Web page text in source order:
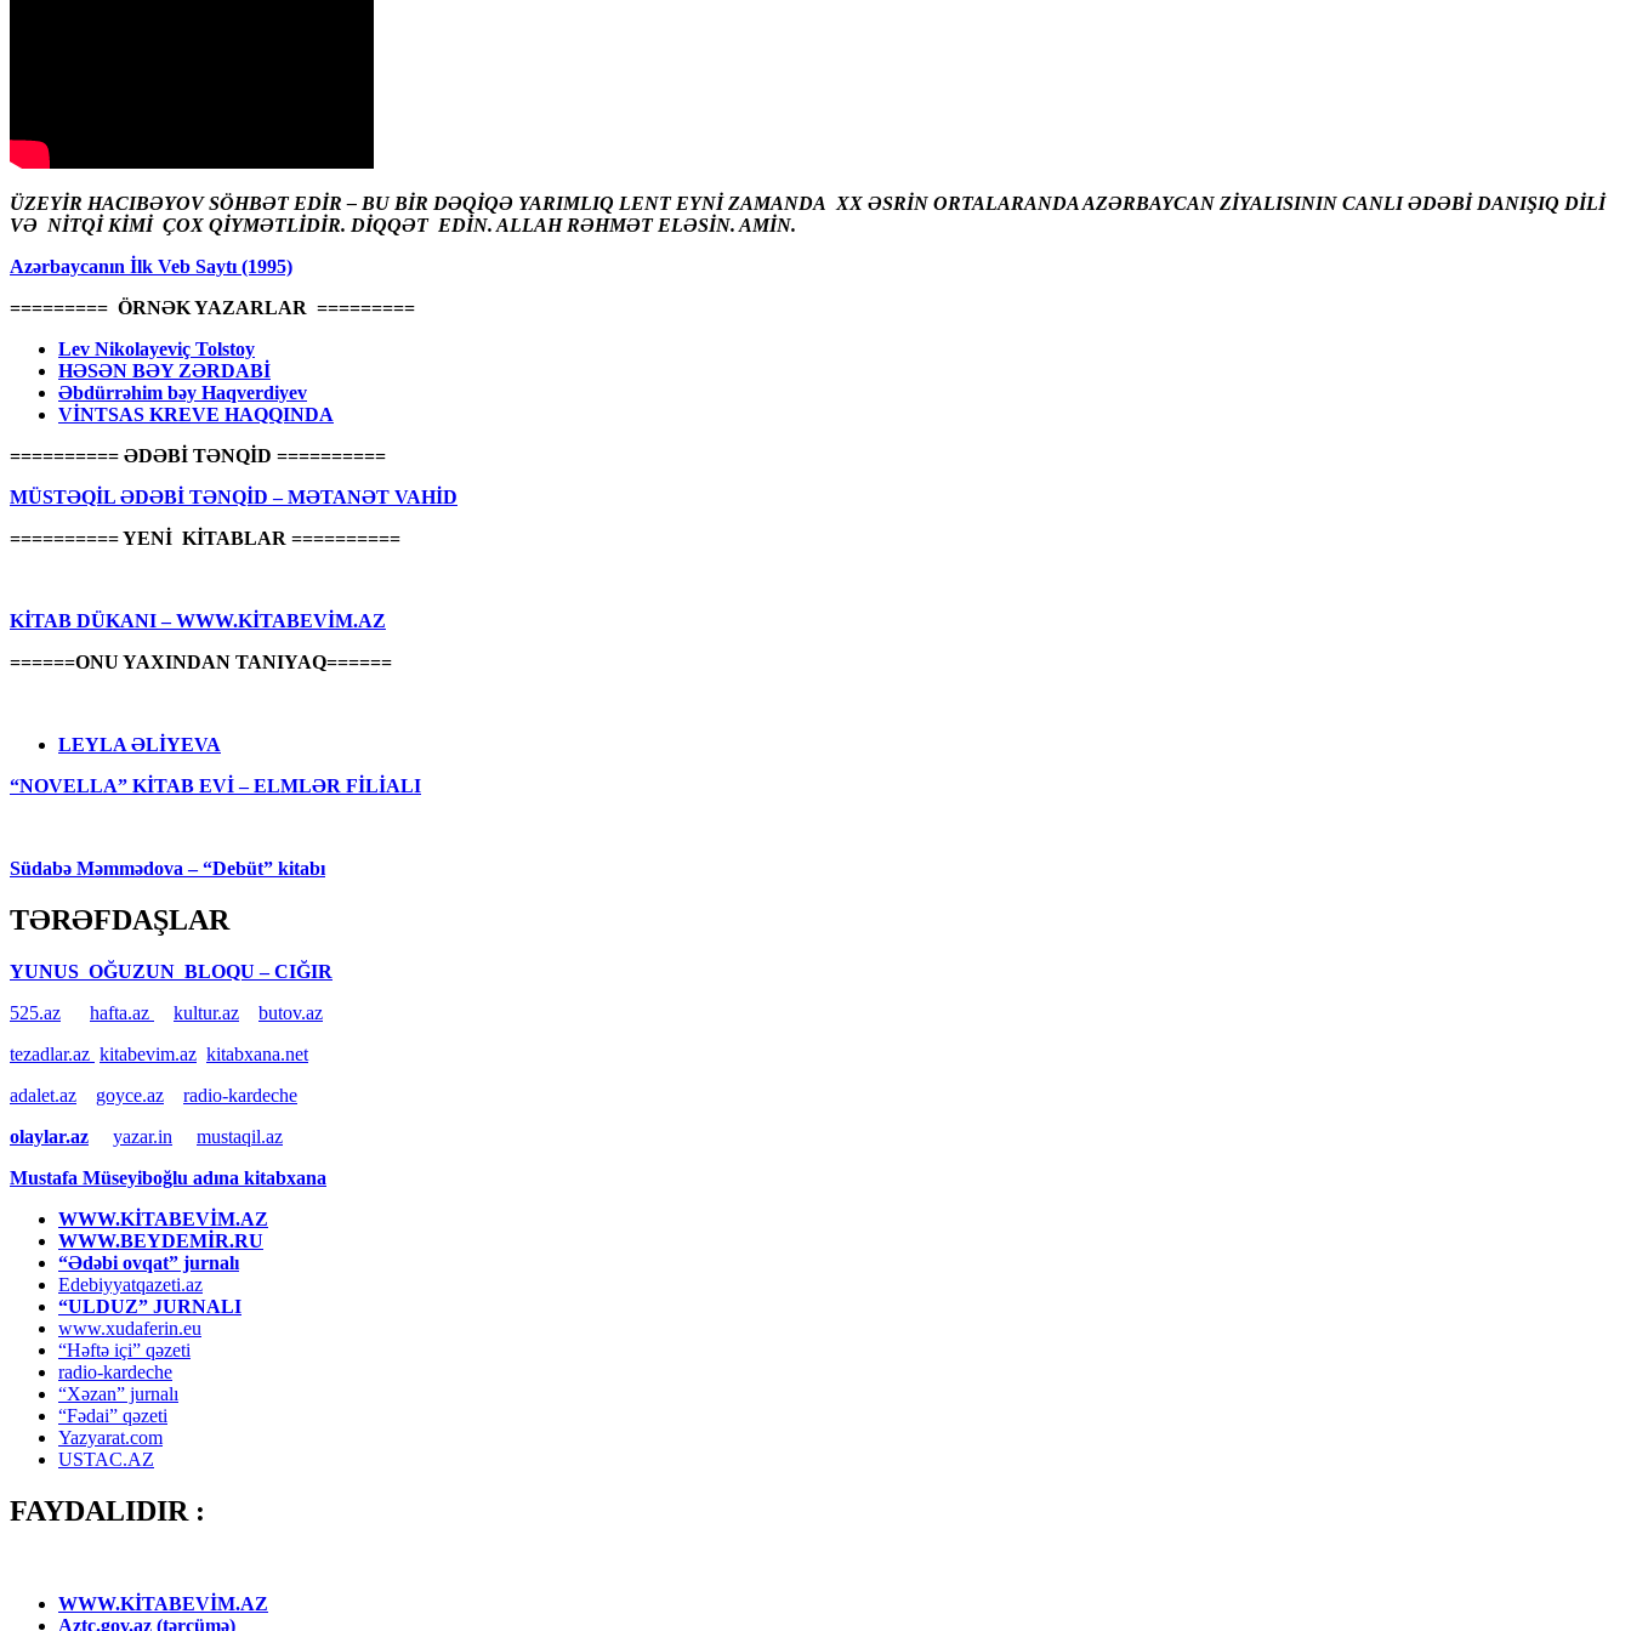
ÜZEYİR HACIBƏYOV SÖHBƏT EDİR – BU BİR DƏQİQƏ YARIMLIQ LENT EYNİ ZAMANDA XX ƏSRİN ORTALARANDA AZƏRBAYCAN ZİYALISININ CANLI ƏDƏBİ DANIŞIQ DİLİ
VƏ NİTQİ KİMİ ÇOX QİYMƏTLİDİR. DİQQƏT EDİN. ALLAH RƏHMƏT ELƏSİN. AMİN.
Azərbaycanın İlk Veb Saytı (1995)
========= ÖRNƏK YAZARLAR =========
Lev Nikolayeviç Tolstoy
HƏSƏN BƏY ZƏRDABİ
Əbdürrəhim bəy Haqverdiyev
VİNTSAS KREVE HAQQINDA
========== ƏDƏBİ TƏNQİD ==========
MÜSTƏQİL ƏDƏBİ TƏNQİD – MƏTANƏT VAHİD
========== YENİ KİTABLAR ==========
KİTAB DÜKANI – WWW.KİTABEVİM.AZ
======ONU YAXINDAN TANIYAQ======
LEYLA ƏLİYEVA
“NOVELLA” KİTAB EVİ – ELMLƏR FİLİALI
Südabə Məmmədova – “Debüt” kitabı
TƏRƏFDAŞLAR
YUNUS OĞUZUN BLOQU – CIĞIR
525.az
hafta.az kultur.az
butov.az
tezadlar.az kitabevim.az kitabxana.net
adalet.az
goyce.az
radio-kardeche
olaylar.az
yazar.in
mustaqil.az
Mustafa Müseyiboğlu adına kitabxana
WWW.KİTABEVİM.AZ
WWW.BEYDEMİR.RU
“Ədəbi ovqat” jurnalı
Edebiyyatqazeti.az
“ULDUZ” JURNALI
www.xudaferin.eu
“Həftə içi” qəzeti
radio-kardeche
“Xəzan” jurnalı
“Fədai” qəzeti
Yazyarat.com
USTAC.AZ
FAYDALIDIR :
WWW.KİTABEVİM.AZ
Aztc.gov.az (tərcümə)